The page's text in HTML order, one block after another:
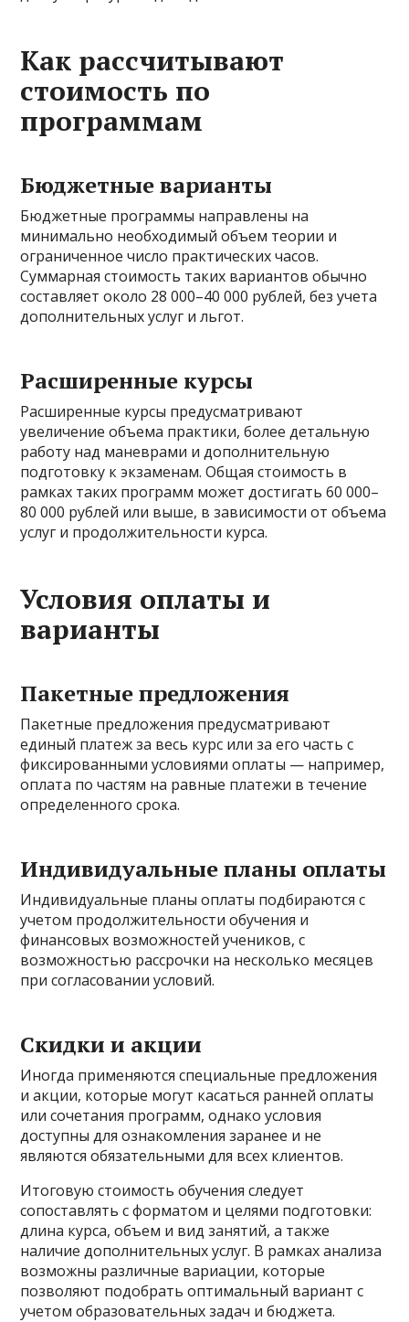
Как рассчитывают
стоимость по
программам
Бюджетные варианты
Бюджетные программы направлены на
минимально необходимый объем теории и
ограниченное число практических часов.
Суммарная стоимость таких вариантов обычно
составляет около 28 000–40 000 рублей, без учета
дополнительных услуг и льгот.
Расширенные курсы
Расширенные курсы предусматривают
увеличение объема практики, более детальную
работу над маневрами и дополнительную
подготовку к экзаменам. Общая стоимость в
рамках таких программ может достигать 60 000–
80 000 рублей или выше, в зависимости от объема
услуг и продолжительности курса.
Условия оплаты и
варианты
Пакетные предложения
Пакетные предложения предусматривают
единый платеж за весь курс или за его часть с
фиксированными условиями оплаты — например,
оплата по частям на равные платежи в течение
определенного срока.
Индивидуальные планы оплаты
Индивидуальные планы оплаты подбираются с
учетом продолжительности обучения и
финансовых возможностей учеников, с
возможностью рассрочки на несколько месяцев
при согласовании условий.
Скидки и акции
Иногда применяются специальные предложения
и акции, которые могут касаться ранней оплаты
или сочетания программ, однако условия
доступны для ознакомления заранее и не
являются обязательными для всех клиентов.
Итоговую стоимость обучения следует
сопоставлять с форматом и целями подготовки:
длина курса, объем и вид занятий, а также
наличие дополнительных услуг. В рамках анализа
возможны различные вариации, которые
позволяют подобрать оптимальный вариант с
учетом образовательных задач и бюджета.